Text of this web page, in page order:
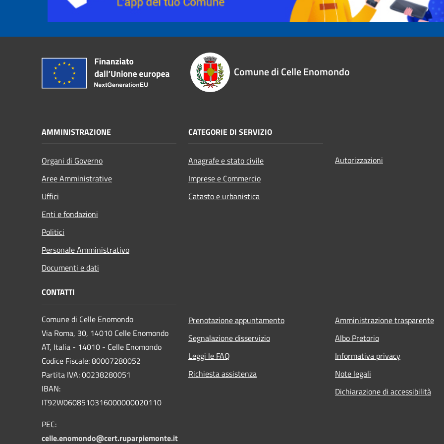
Comune di Celle Enomondo
AMMINISTRAZIONE
Organi di Governo
Aree Amministrative
Uffici
Enti e fondazioni
Politici
Personale Amministrativo
Documenti e dati
CATEGORIE DI SERVIZIO
Anagrafe e stato civile
Imprese e Commercio
Catasto e urbanistica
Autorizzazioni
CONTATTI
Comune di Celle Enomondo
Via Roma, 30, 14010 Celle Enomondo
AT, Italia - 14010 - Celle Enomondo
Codice Fiscale: 80007280052
Partita IVA: 00238280051
IBAN:
IT92W0608510316000000020110
PEC:
celle.enomondo@cert.ruparpiemonte.it
Prenotazione appuntamento
Segnalazione disservizio
Leggi le FAQ
Richiesta assistenza
Amministrazione trasparente
Albo Pretorio
Informativa privacy
Note legali
Dichiarazione di accessibilità